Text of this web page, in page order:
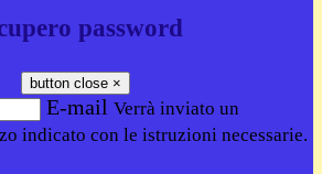
password
button close ×
E-mail Verrà inviato un
indicato con le istruzioni necessarie.